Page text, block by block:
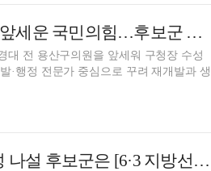
'도시개발·생활정치 전면에' 김경대 앞세운 국민의힘…후보군 살펴보니 [6·3 지방선거]
대 전 용산구의원을 앞세워 구청장 수성
·행정 전문가 중심으로 꾸려 재개발과 생
박강수 앞세운 국민의힘…마포 수성 나설 후보군은 [6·3 지방선거]